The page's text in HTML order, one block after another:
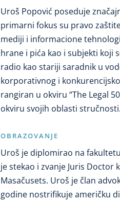
Uroš Popović poseduje
primarni fokus su pravo
mediji i informacione
hrane i pića kao i subjekti koji
radio kao stariji saradnik u
korporativnog i
rangiran u okviru “The Legal
okviru svojih oblasti stručnosti.
OBRAZOVANJE
Uroš je diplomirao na
je stekao i zvanje Juris
Masačusets. Uroš je član
godine nostrifikuje američku